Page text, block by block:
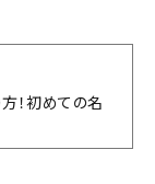
！初めての名